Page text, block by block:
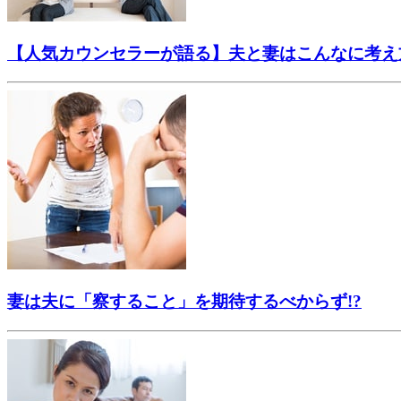
【人気カウンセラーが語る】夫と妻はこんなに考え
妻は夫に「察すること」を期待するべからず!?